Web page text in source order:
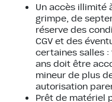
Un accès illimité
grimpe, de
réserve des
CGV et des
certaines salles :
ans doit être
mineur de plus
autorisation
Prêt de matériel